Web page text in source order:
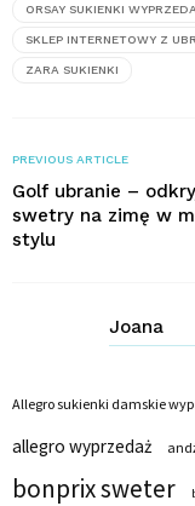
ORSAY SUKIENKI
SKLEP INTERNETOWY Z
ZARA SUKIENKI
PREVIOUS ARTICLE
Golf ubranie –
swetry na zimę w
stylu
Joana
Allegro sukienki damskie
allegro wyprzedaż
bonprix sweter